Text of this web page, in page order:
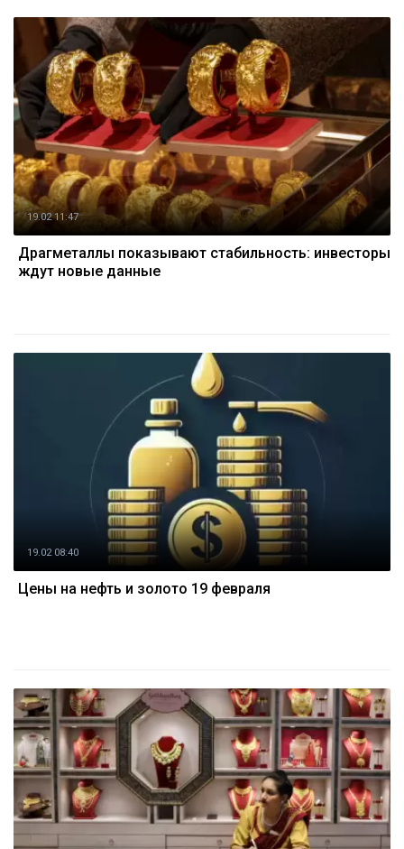
19.02 11:47
Драгметаллы показывают стабильность: инвесторы
ждут новые данные
19.02 08:40
Цены на нефть и золото 19 февраля